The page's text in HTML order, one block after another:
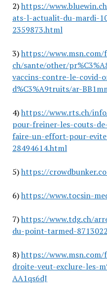
2)https://
ats-l-actualit-du-mardi-
2359873.html
3)https://www.msn.com/
ch/sante/other/
vaccins-contre-le-covid-
d%C3%A9truits/ar-
4)https://www.rts.ch/
pour-freiner-les-couts-
faire-un-effort-pour-
28494614.html
5)https://
6)https://www.tocsin-
7)https://www.tdg.ch/
du-point-tarmed-
8)https://
droite-veut-exclure-les-
AA1qs6dJ